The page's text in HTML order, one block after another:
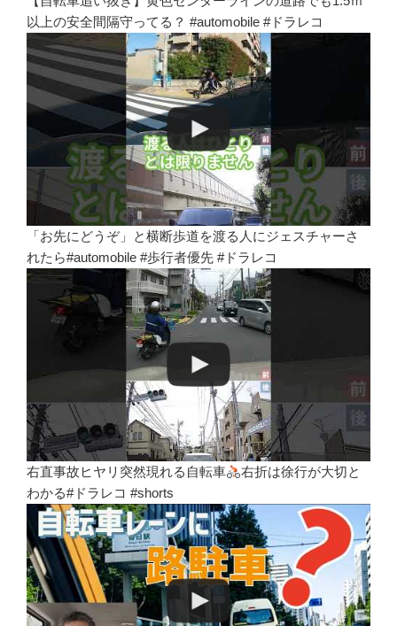
以上の安全間隔守ってる？ #automobile #ドラレコ
「お先にどうぞ」と横断歩道を渡る人にジェスチャーさ
れたら#automobile #歩行者優先 #ドラレコ
右直事故ヒヤリ突然現れる自転車
右折は徐行が大切と
わかる#ドラレコ #shorts